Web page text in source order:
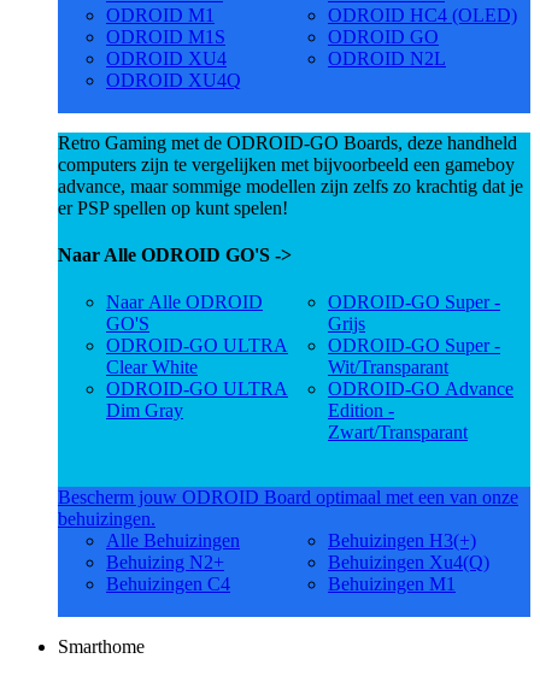
ODROID M1
ODROID M1S
ODROID XU4
ODROID XU4Q
ODROID HC4 (OLED)
ODROID GO
ODROID N2L
Retro Gaming met de ODROID-GO Boards, deze handheld
computers zijn te vergelijken met bijvoorbeeld een gameboy
advance, maar sommige modellen zijn zelfs zo krachtig dat je
er PSP spellen op kunt spelen!
Naar Alle ODROID GO'S ->
Naar Alle ODROID
GO'S
ODROID-GO ULTRA
Clear White
ODROID-GO ULTRA
Dim Gray
ODROID-GO Super -
Grijs
ODROID-GO Super -
Wit/Transparant
ODROID-GO Advance
Edition -
Zwart/Transparant
Bescherm jouw ODROID Board optimaal met een van onze
behuizingen.
Alle Behuizingen
Behuizing N2+
Behuizingen C4
Behuizingen H3(+)
Behuizingen Xu4(Q)
Behuizingen M1
Smarthome